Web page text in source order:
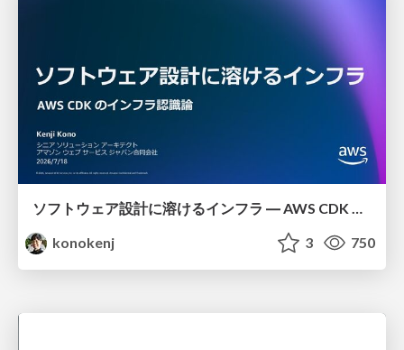
ソフトウェア設計に溶けるインフラ ― AWS CDK のインフラ認識論
konokenj
3 750